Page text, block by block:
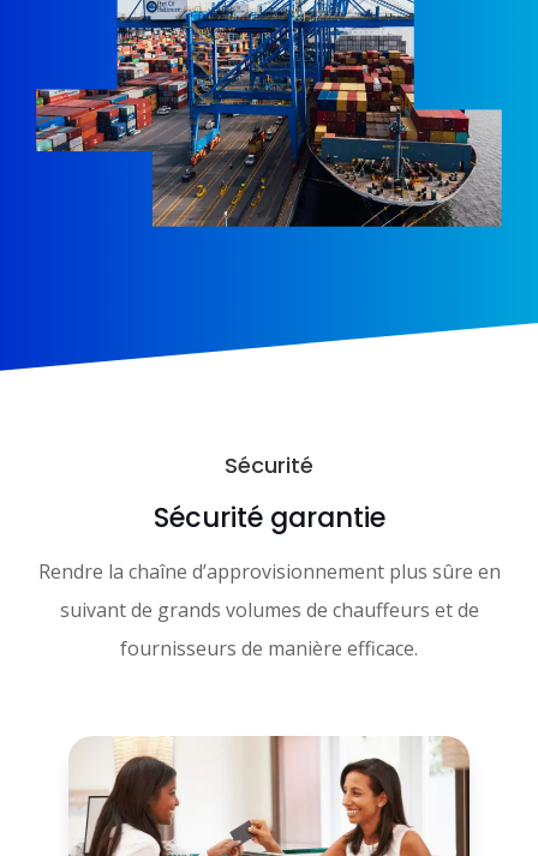
Sécurité
Sécurité garantie
Rendre la chaîne d’approvisionnement plus sûre en
suivant de grands volumes de chauffeurs et de
fournisseurs de manière efficace.